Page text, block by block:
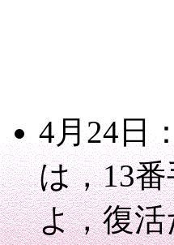
4月24日
は，13
よ，復